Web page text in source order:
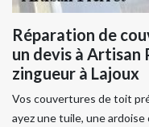
Réparation de
un devis à
zingueur à Lajoux
Vos couvertures de toit
ayez une tuile, une